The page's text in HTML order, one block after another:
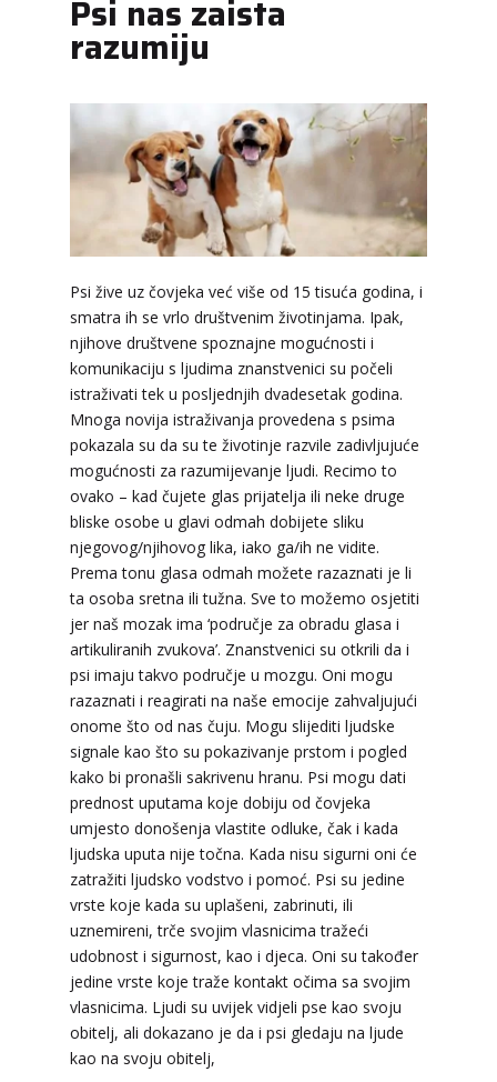
Psi nas zaista
razumiju
Psi žive uz čovjeka već više od 15 tisuća godina, i
smatra ih se vrlo društvenim životinjama. Ipak,
njihove društvene spoznajne mogućnosti i
komunikaciju s ljudima znanstvenici su počeli
istraživati tek u posljednjih dvadesetak godina.
Mnoga novija istraživanja provedena s psima
pokazala su da su te životinje razvile zadivljujuće
mogućnosti za razumijevanje ljudi. Recimo to
ovako – kad čujete glas prijatelja ili neke druge
bliske osobe u glavi odmah dobijete sliku
njegovog/njihovog lika, iako ga/ih ne vidite.
Prema tonu glasa odmah možete razaznati je li
ta osoba sretna ili tužna. Sve to možemo osjetiti
jer naš mozak ima ‘područje za obradu glasa i
artikuliranih zvukova’. Znanstvenici su otkrili da i
psi imaju takvo područje u mozgu. Oni mogu
razaznati i reagirati na naše emocije zahvaljujući
onome što od nas čuju. Mogu slijediti ljudske
signale kao što su pokazivanje prstom i pogled
kako bi pronašli sakrivenu hranu. Psi mogu dati
prednost uputama koje dobiju od čovjeka
umjesto donošenja vlastite odluke, čak i kada
ljudska uputa nije točna. Kada nisu sigurni oni će
zatražiti ljudsko vodstvo i pomoć. Psi su jedine
vrste koje kada su uplašeni, zabrinuti, ili
uznemireni, trče svojim vlasnicima tražeći
udobnost i sigurnost, kao i djeca. Oni su također
jedine vrste koje traže kontakt očima sa svojim
vlasnicima. Ljudi su uvijek vidjeli pse kao svoju
obitelj, ali dokazano je da i psi gledaju na ljude
kao na svoju obitelj,
VIKTORIJA
Tarot savjetnik je zauzet
TEHNIKE:astrologija, numerologija, tarot,
radiestezija
Broj tel: 064/600-600
tel:0,93€ - mob:1,12€ min
ELA
Tarot savjetnik je zauzet
TEHNIKE:astrologija, tarot, numerološki tarot,
visak, feng shui numerologija, anđeoski brojevi,
tumačenje snova, rune, kristali, reiki, terapija
bojama, anđeoske karte, iscjeljivanje anđeoskim
energijama
Broj tel: 064/600-600
tel:0,93€ - mob:1,12€ min